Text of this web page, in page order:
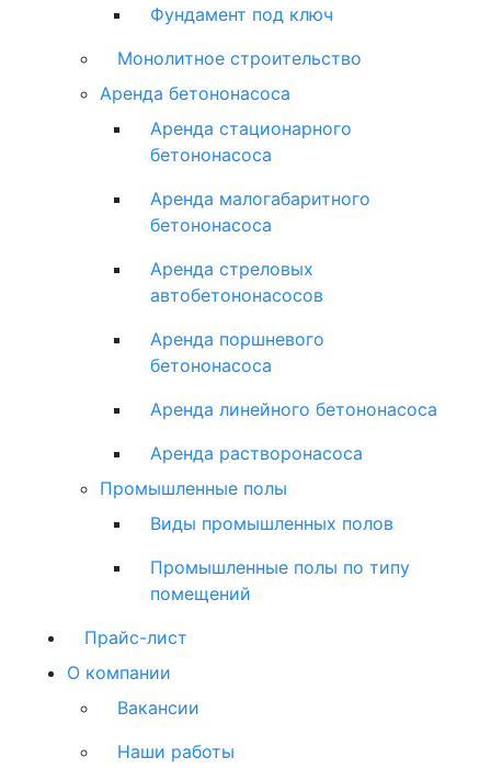
Фундамент под ключ
Монолитное строительство
Аренда бетононасоса
Аренда стационарного
бетононасоса
Аренда малогабаритного
бетононасоса
Аренда стреловых
автобетононасосов
Аренда поршневого
бетононасоса
Аренда линейного бетононасоса
Аренда растворонасоса
Промышленные полы
Виды промышленных полов
Промышленные полы по типу
помещений
Прайс-лист
О компании
Вакансии
Наши работы